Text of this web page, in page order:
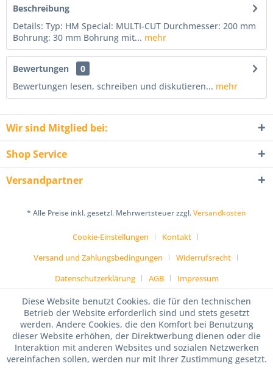
Beschreibung
Details: Typ: HM Special: MULTI-CUT Durchmesser: 200 mm
Bohrung: 30 mm Bohrung mit... mehr
Bewertungen
0
Bewertungen lesen, schreiben und diskutieren... mehr
Wir sind Mitglied bei:
Shop Service
Versandpartner
* Alle Preise inkl. gesetzl. Mehrwertsteuer zzgl.Versandkosten
Cookie-Einstellungen
Kontakt
Versand und Zahlungsbedingungen
Widerrufsrecht
Datenschutzerklärung
AGB Impressum
Diese Website benutzt Cookies, die für den technischen
Betrieb der Website erforderlich sind und stets gesetzt
werden. Andere Cookies, die den Komfort bei Benutzung
dieser Website erhöhen, der Direktwerbung dienen oder die
Interaktion mit anderen Websites und sozialen Netzwerken
vereinfachen sollen, werden nur mit Ihrer Zustimmung gesetzt.